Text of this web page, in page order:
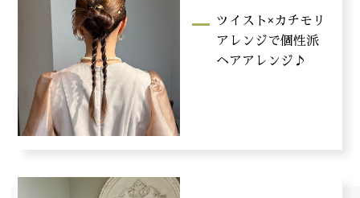
ツイスト×カチモリ
アレンジで個性派
ヘアアレンジ♪